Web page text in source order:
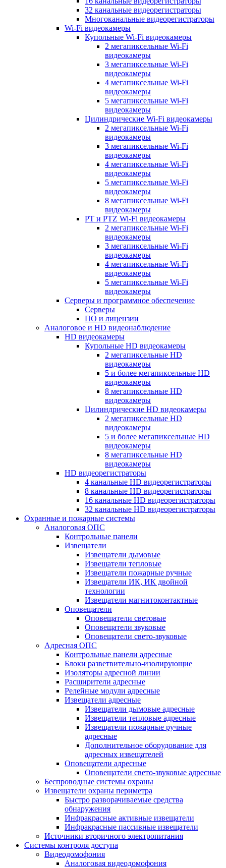
32 канальные видеорегистраторы
Многоканальные видеорегистраторы
Wi-Fi видеокамеры
Купольные Wi-Fi видеокамеры
2 мегапиксельные Wi-Fi
видеокамеры
3 мегапиксельные Wi-Fi
видеокамеры
4 мегапиксельные Wi-Fi
видеокамеры
5 мегапиксельные Wi-Fi
видеокамеры
Цилиндрические Wi-Fi видеокамеры
2 мегапиксельные Wi-Fi
видеокамеры
3 мегапиксельные Wi-Fi
видеокамеры
4 мегапиксельные Wi-Fi
видеокамеры
5 мегапиксельные Wi-Fi
видеокамеры
8 мегапиксельные Wi-Fi
видеокамеры
PT и PTZ Wi-Fi видеокамеры
2 мегапиксельные Wi-Fi
видеокамеры
3 мегапиксельные Wi-Fi
видеокамеры
4 мегапиксельные Wi-Fi
видеокамеры
5 мегапиксельные Wi-Fi
видеокамеры
Серверы и программное обеспечение
Серверы
ПО и лицензии
Аналоговое и HD видеонаблюдение
HD видеокамеры
Купольные HD видеокамеры
2 мегапиксельные HD
видеокамеры
5 и более мегапиксельные HD
видеокамеры
8 мегапиксельные HD
видеокамеры
Цилиндрические HD видеокамеры
2 мегапиксельные HD
видеокамеры
5 и более мегапиксельные HD
видеокамеры
8 мегапиксельные HD
видеокамеры
HD видеорегистраторы
4 канальные HD видеорегистраторы
8 канальные HD видеорегистраторы
16 канальные HD видеорегистраторы
32 канальные HD видеорегистраторы
Охранные и пожарные системы
Аналоговая ОПС
Контрольные панели
Извещатели
Извещатели дымовые
Извещатели тепловые
Извещатели пожарные ручные
Извещатели ИК, ИК двойной
технологии
Извещатели магнитоконтактные
Оповещатели
Оповещатели световые
Оповещатели звуковые
Оповещатели свето-звуковые
Адресная ОПС
Контрольные панели адресные
Блоки разветвительно-изолирующие
Изоляторы адресной линии
Расширители адресные
Релейные модули адресные
Извещатели адресные
Извещатели дымовые адресные
Извещатели тепловые адресные
Извещатели пожарные ручные
адресные
Дополнительное оборудование для
адресных извещателей
Оповещатели адресные
Оповещатели свето-звуковые адресные
Беспроводные системы охраны
Извещатели охраны периметра
Быстро разворачиваемые средства
обнаружения
Инфракрасные активные извещатели
Инфракрасные пассивные извещатели
Источники вторичного электропитания
Системы контроля доступа
Видеодомофония
Аналоговая видеодомофония